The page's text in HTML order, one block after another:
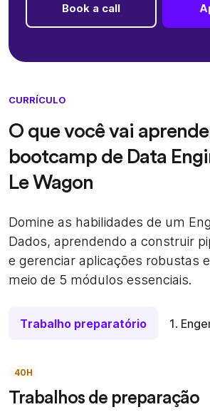
Book a call
CURRÍCULO
O que você vai
bootcamp de Data
Le Wagon
Domine as habilidades de um
Dados, aprendendo a construir
e gerenciar aplicações robustas
meio de 5 módulos essenciais.
Trabalho preparatório 1.
40H
Trabalhos de preparação